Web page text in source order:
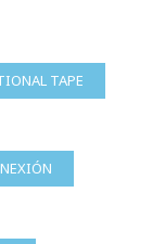
TAPE